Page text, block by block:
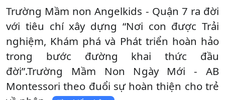
Trường Mầm non Angelkids - Quận 7 ra đời
với tiêu chí xây dựng “Nơi con được Trải
nghiệm, Khám phá và Phát triển hoàn hảo
trong bước đường khai thức đầu
đời”.Trường Mầm Non Ngày Mới - AB
Montessori theo đuổi sự hoàn thiện cho trẻ